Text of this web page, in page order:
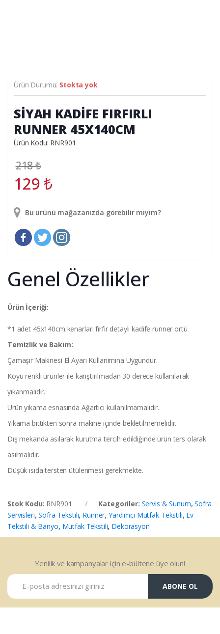
Ürün Durumu: Stokta yok
SİYAH KADİFE FIRFIRLI
RUNNER 45X140CM
Ürün Kodu: RNR901
218₺
129₺
Bu ürünü mağazanızda görebilir miyim?
Genel Özellikler
Ürün İçeriği:
*1 adet 45x140cm kenarları fırfır detaylı kadife runner örtü
Temizlik ve Bakım:
Çamaşır Makinesi El Ayarı Kullanımına Uygundur.
Koyu renkli ürünler ile karıştırılmadan 30 derece kullanılarak
yıkanmalıdır.
Ürün yıkama esnasında Ağartıcı kullanılmamalıdır.
Yıkama bittikten sonra makine içinde bekletilmemelidir.
Dış mekanda asılarak kurutma tercih edildiğinde ürün ters olarak
asılmalıdır.
Düşük ısıda tersten ütülenmesi gerekmekte.
Stok Kodu: RNR901 Kategoriler: Servis & Sunum,Sofra
Servisleri,Sofra Tekstili, Runner,Yardımcı Mutfak Tekstili, Ev
Tekstili & Banyo, Mutfak Tekstili, Dekorasyon
Yenilik ve kampanyalar için e-bültene üye olun!
ABONE OL